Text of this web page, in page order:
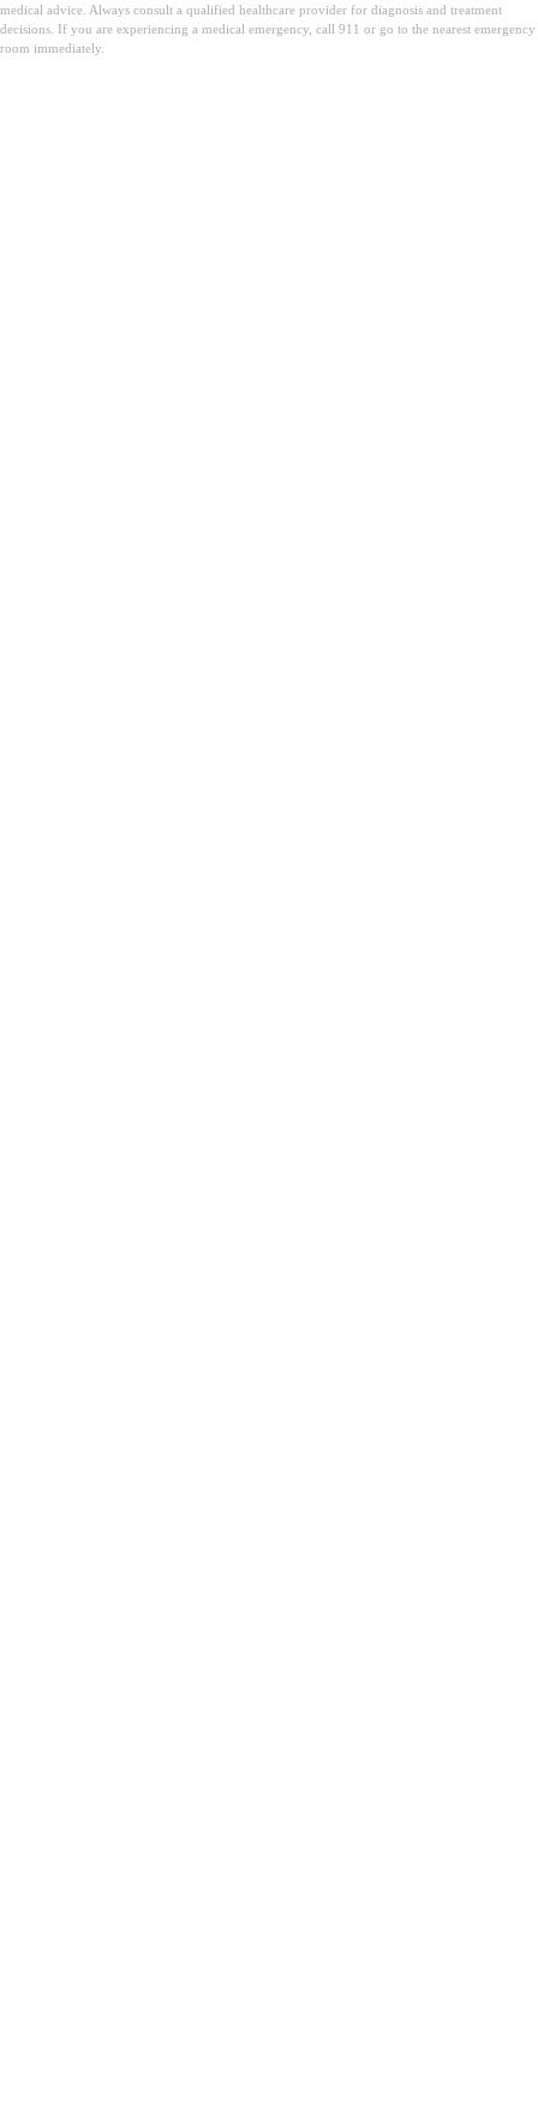
medical advice. Always consult a qualified healthcare provider for diagnosis and treatment
decisions. If you are experiencing a medical emergency, call 911 or go to the nearest emergency
room immediately.